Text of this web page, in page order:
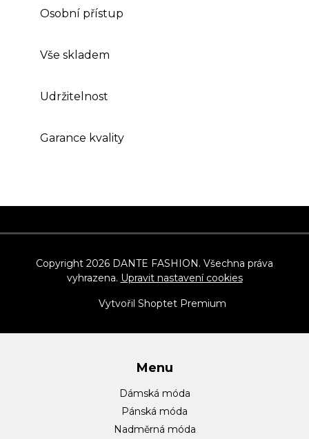
Osobní přístup
Vše skladem
Udržitelnost
Garance kvality
á
í
Vytvořil Shoptet Premium
Copyright 2026 DANTE FASHION. Všechna práva
vyhrazena. Upravit nastavení cookies
Menu
Dámská móda
Pánská móda
Nadměrná móda